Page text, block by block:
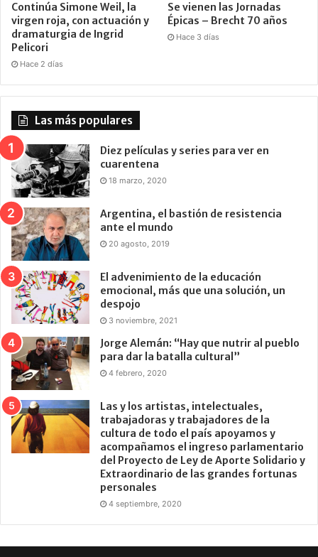
Continúa Simone Weil, la
virgen roja, con actuación y
dramaturgia de Ingrid
Pelicori
Hace 2 días
Se vienen las Jornadas
Épicas – Brecht 70 años
Hace 3 días
Las más populares
Diez películas y series para ver en
cuarentena
18 marzo, 2020
Argentina, el bastión de resistencia
ante el mundo
20 agosto, 2019
El advenimiento de la educación
emocional, más que una solución, un
despojo
3 noviembre, 2021
Jorge Alemán: “Hay que nutrir al pueblo
para dar la batalla cultural”
4 febrero, 2020
Las y los artistas, intelectuales,
trabajadoras y trabajadores de la
cultura de todo el país apoyamos y
acompañamos el ingreso parlamentario
del Proyecto de Ley de Aporte Solidario y
Extraordinario de las grandes fortunas
personales
4 septiembre, 2020